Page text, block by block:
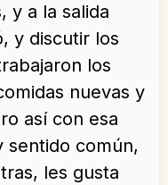
y a la salida
y discutir los
los
nuevas y
así con esa
sentido común,
les gusta